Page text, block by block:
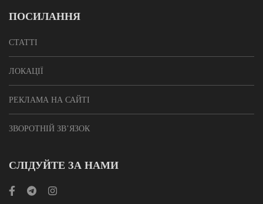
ПОСИЛАННЯ
СТАТТІ
ЛОКАЦІЇ
РЕКЛАМА НА САЙТІ
ЗВОРОТНІЙ ЗВ’ЯЗОК
СЛІДУЙТЕ ЗА НАМИ